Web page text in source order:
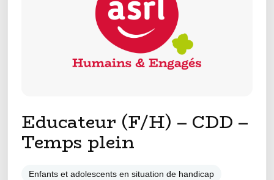
Educateur (F/H) – CDD –
Temps plein
Enfants et adolescents en situation de handicap